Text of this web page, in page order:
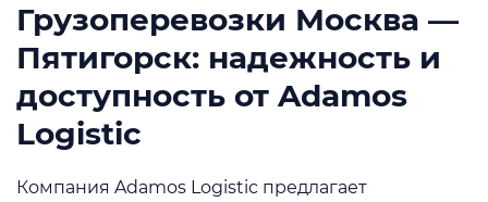
Грузоперевозки Москва —
Пятигорск: надежность и
доступность от Adamos
Logistic
Компания Adamos Logistic предлагает